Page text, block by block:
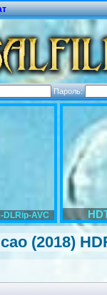
Пароль:
DLRip-AVC
(2018)